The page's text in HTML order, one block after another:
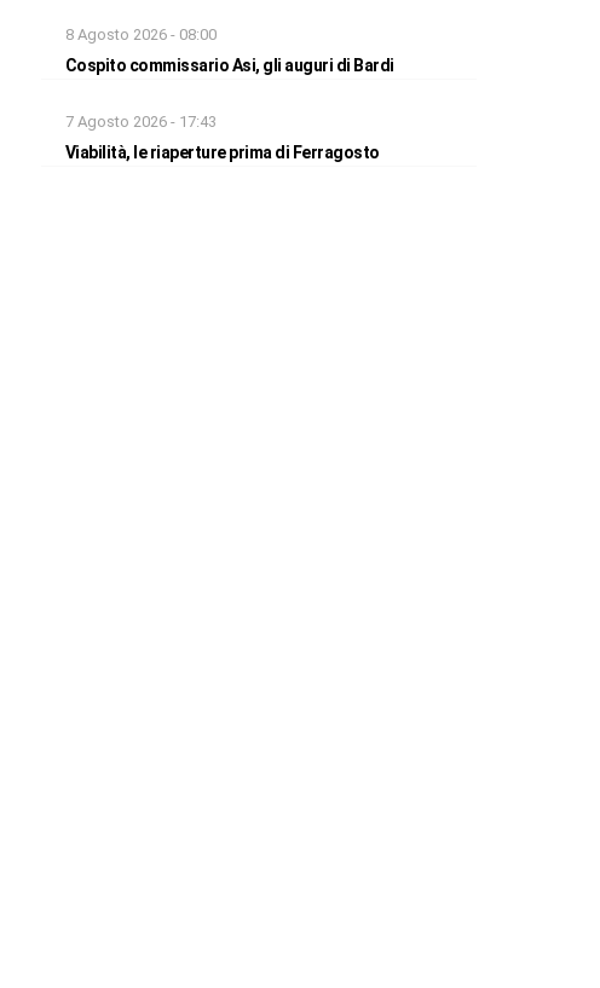
8 Agosto 2026 - 08:00
Cospito commissario Asi, gli auguri di Bardi
7 Agosto 2026 - 17:43
Viabilità, le riaperture prima di Ferragosto